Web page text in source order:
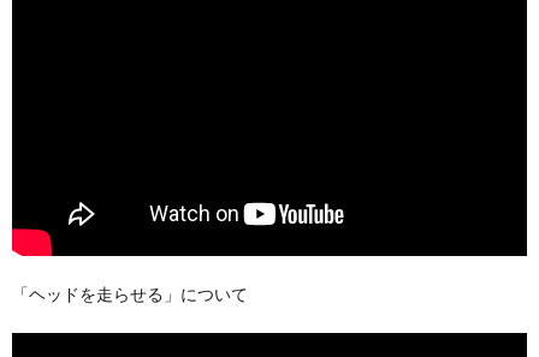
「ヘッドを走らせる」について